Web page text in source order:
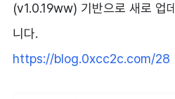
(v1.0.19ww) 기반으로 새로 업
니다.
https://blog.0xcc2c.com/28